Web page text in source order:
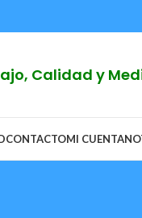
Calidad y
CONTACTOMI CUENTA